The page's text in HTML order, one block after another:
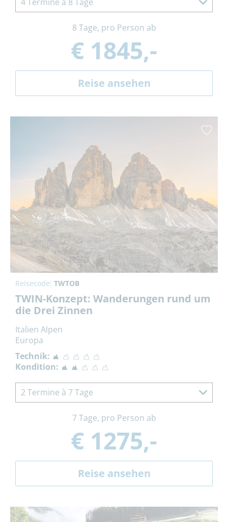
8 Tage, pro Person ab
€ 1845,-
Reise ansehen
Reisecode: TWTOB
TWIN-Konzept: Wanderungen rund um
die Drei Zinnen
Italien Alpen
Europa
Technik:
Kondition:
2 Termine à 7 Tage
7 Tage, pro Person ab
€ 1275,-
Reise ansehen